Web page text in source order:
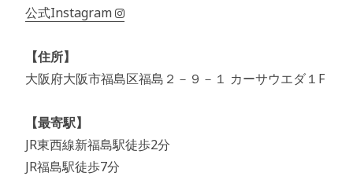
公式Instagram
【住所】
大阪府大阪市福島区福島２－９－１ カーサウエダ１F
【最寄駅】
JR東西線新福島駅徒歩2分
JR福島駅徒歩7分